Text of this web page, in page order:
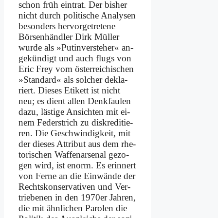
schon früh ein­trat. Der bis­her
nicht durch po­li­ti­sche Ana­ly­sen
be­son­ders her­vor­ge­tre­te­ne
Börsen­händler Dirk Mül­ler
wur­de als »Putin­ver­ste­her« an­
ge­kün­digt und auch flugs von
Eric Frey vom öster­rei­chi­schen
»Stan­dard« als sol­cher de­kla­
riert. Die­ses Eti­kett ist nicht
neu; es dient al­len Denk­fau­len
da­zu, lä­sti­ge An­sich­ten mit ei­
nem Fe­der­strich zu dis­kre­di­tie­
ren. Die Ge­schwin­dig­keit, mit
der die­ses At­tri­but aus dem rhe­
to­ri­schen Waf­fen­ar­se­nal ge­zo­
gen wird, ist enorm. Es er­in­nert
von Fer­ne an die Ein­wän­de der
Rechts­kon­ser­va­ti­ven und Ver­
trie­be­nen in den 1970er Jah­ren,
die mit ähn­li­chen Pa­ro­len die